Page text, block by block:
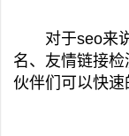
对于seo来说
名、友情链接
伙伴们可以快